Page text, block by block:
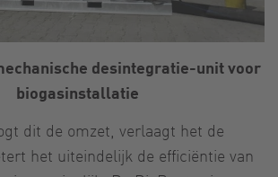
desintegratie-unit voor
biogasinstallatie
dit de omzet, verlaagt het de
het uiteindelijk de efficiëntie van